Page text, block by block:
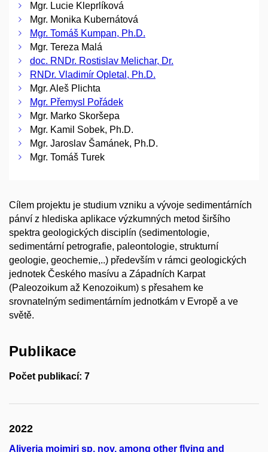
Mgr. Lucie Kleprlíková
Mgr. Monika Kubernátová
Mgr. Tomáš Kumpan, Ph.D.
Mgr. Tereza Malá
doc. RNDr. Rostislav Melichar, Dr.
RNDr. Vladimír Opletal, Ph.D.
Mgr. Aleš Plichta
Mgr. Přemysl Pořádek
Mgr. Marko Skoršepa
Mgr. Kamil Sobek, Ph.D.
Mgr. Jaroslav Šamánek, Ph.D.
Mgr. Tomáš Turek
Cílem projektu je studium vzniku a vývoje sedimentárních
pánví z hlediska aplikace výzkumných metod širšího
spektra geologických disciplín (sedimentologie,
sedimentární petrografie, paleontologie, strukturní
geologie, geochemie,..) především v rámci geologických
jednotek Českého masívu a Západních Karpat
(Paleozoikum až Kenozoikum) s přesahem ke
srovnatelným sedimentárním jednotkám v Evropě a ve
světě.
Publikace
Počet publikací: 7
2022
Aliveria mojmiri sp. nov. among other flying and